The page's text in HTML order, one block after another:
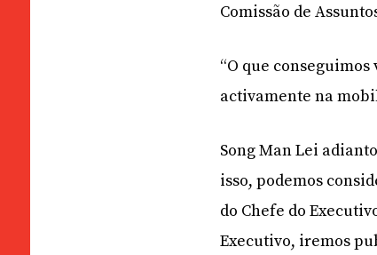
Comissão de
“O que
activamente na
Song Man Lei
isso, podemos
do Chefe do
Executivo, iremos